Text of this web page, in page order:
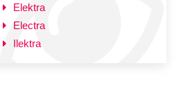
Elektra
Electra
Ilektra